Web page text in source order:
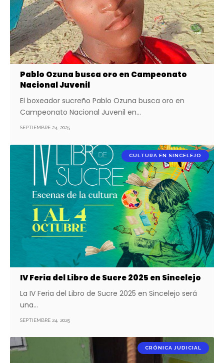
Pablo Ozuna busca oro en Campeonato
Nacional Juvenil
El boxeador sucreño Pablo Ozuna busca oro en
Campeonato Nacional Juvenil en…
SEPTIEMBRE 24, 2025
CULTURA EN SINCELEJO
IV Feria del Libro de Sucre 2025 en Sincelejo
La IV Feria del Libro de Sucre 2025 en Sincelejo será
una…
SEPTIEMBRE 24, 2025
CRÓNICA JUDICIAL